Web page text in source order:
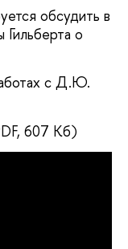
обсудить в
о
с Д.Ю.
607 Кб)